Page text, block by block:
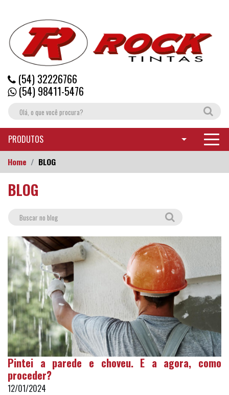
(54) 32226766
(54) 98411-5476
PRODUTOS
Home BLOG
BLOG
Pintei a parede e choveu. E a agora, como
proceder?
12/01/2024